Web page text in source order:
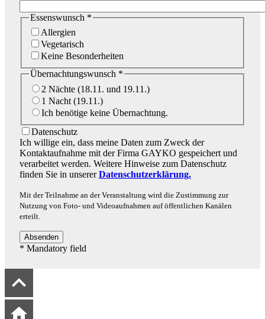
Essenswunsch *
Allergien
Vegetarisch
Keine Besonderheiten
Übernachtungswunsch *
2 Nächte (18.11. und 19.11.)
1 Nacht (19.11.)
Ich benötige keine Übernachtung.
Datenschutz
Ich willige ein, dass meine Daten zum Zweck der
Kontaktaufnahme mit der Firma GAYKO gespeichert und
verarbeitet werden. Weitere Hinweise zum Datenschutz
finden Sie in unsererDatenschutzerklärung.
Mit der Teilnahme an der Veranstaltung wird die Zustimmung zur
Nutzung von Foto- und Videoaufnahmen auf öffentlichen Kanälen
erteilt.
Absenden
* Mandatory field